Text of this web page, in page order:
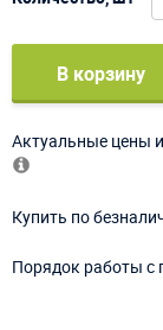
В корзину
Актуальные цены
Купить по
Порядок работы с